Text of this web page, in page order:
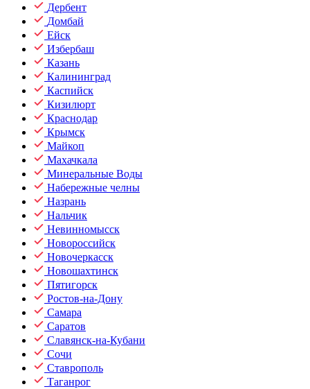
Дербент
Домбай
Ейск
Избербаш
Казань
Калининград
Каспийск
Кизилюрт
Краснодар
Крымск
Майкоп
Махачкала
Минеральные Воды
Набережные челны
Назрань
Нальчик
Невинномысск
Новороссийск
Новочеркасск
Новошахтинск
Пятигорск
Ростов-на-Дону
Самара
Саратов
Славянск-на-Кубани
Сочи
Ставрополь
Таганрог